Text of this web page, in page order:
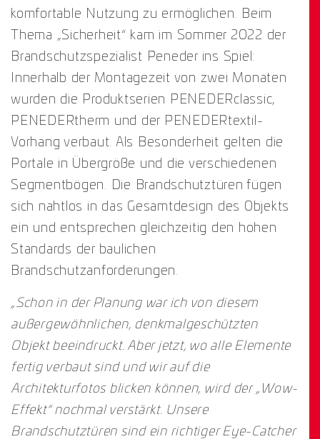
komfortable Nutzung zu ermöglichen. Beim
Thema „Sicherheit“ kam im Sommer 2022 der
Brandschutzspezialist Peneder ins Spiel:
Innerhalb der Montagezeit von zwei Monaten
wurden die Produktserien PENEDERclassic,
PENEDERtherm und der PENEDERtextil-
Vorhang verbaut. Als Besonderheit gelten die
Portale in Übergröße und die verschiedenen
Segmentbögen. Die Brandschutztüren fügen
sich nahtlos in das Gesamtdesign des Objekts
ein und entsprechen gleichzeitig den hohen
Standards der baulichen
Brandschutzanforderungen.
„Schon in der Planung war ich von diesem
außergewöhnlichen, denkmalgeschützten
Objekt beeindruckt. Aber jetzt, wo alle Elemente
fertig verbaut sind und wir auf die
Architekturfotos blicken können, wird der „Wow-
Effekt“ nochmal verstärkt. Unsere
Brandschutztüren sind ein richtiger Eye-Catcher